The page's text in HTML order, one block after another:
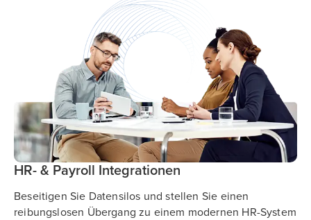
HR- & Payroll Integrationen
Beseitigen Sie Datensilos und stellen Sie einen
reibungslosen Übergang zu einem modernen HR-System